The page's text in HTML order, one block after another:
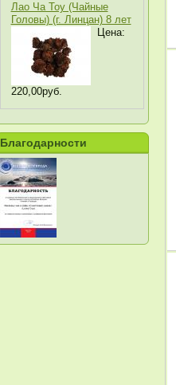
Лао Ча Тоу (Чайные
Головы) (г. Линцан) 8 лет
Цена:
220,00руб.
Благодарности